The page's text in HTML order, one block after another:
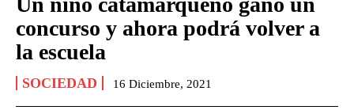
concurso y ahora podrá volver a
la escuela
SOCIEDAD 16 Diciembre, 2021